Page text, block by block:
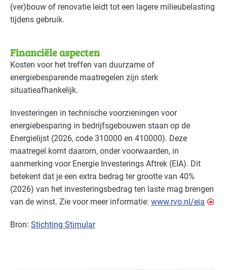
Industrie - hout en meubel Basis
Industrie - papier en karton(waren)
Industrie - rubber en kunststof Basis
Kantoren Basis
Landbouw - land- en tuinbouw Basis
Landbouw - veeteelt Basis
Natwasserijen
Onderwijs Basis
(ver)bouw of renovatie leidt tot een lagere milieubelasting
tijdens gebruik.
Financiële aspecten
Kosten voor het treffen van duurzame of
energiebesparende maatregelen zijn sterk
situatieafhankelijk.
Investeringen in technische voorzieningen voor
energiebesparing in bedrijfsgebouwen staan op de
Energielijst (2026, code 310000 en 410000). Deze
maatregel komt daarom, onder voorwaarden, in
aanmerking voor Energie Investerings Aftrek (EIA). Dit
betekent dat je een extra bedrag ter grootte van 40%
(2026) van het investeringsbedrag ten laste mag brengen
van de winst. Zie voor meer informatie: www.rvo.nl/eia
Bron: Stichting Stimular